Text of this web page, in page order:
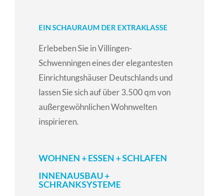
EIN SCHAURAUM DER EXTRAKLASSE
Erlebeben Sie in Villingen-
Schwenningen eines der elegantesten
Einrichtungshäuser Deutschlands und
lassen Sie sich auf über 3.500 qm von
außergewöhnlichen Wohnwelten
inspirieren.
WOHNEN + ESSEN + SCHLAFEN
INNENAUSBAU +
SCHRANKSYSTEME